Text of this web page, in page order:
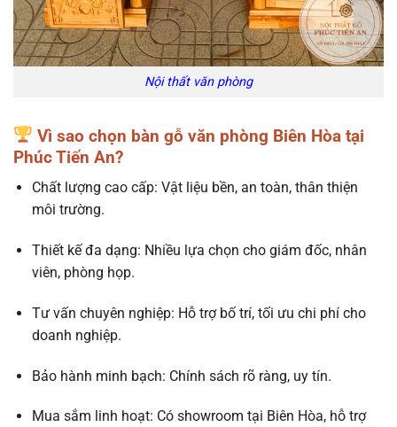
Nội thất văn phòng
Vì sao chọn bàn gỗ văn phòng Biên Hòa tại
Phúc Tiến An?
Chất lượng cao cấp: Vật liệu bền, an toàn, thân thiện
môi trường.
Thiết kế đa dạng: Nhiều lựa chọn cho giám đốc, nhân
viên, phòng họp.
Tư vấn chuyên nghiệp: Hỗ trợ bố trí, tối ưu chi phí cho
doanh nghiệp.
Bảo hành minh bạch: Chính sách rõ ràng, uy tín.
Mua sắm linh hoạt: Có showroom tại Biên Hòa, hỗ trợ